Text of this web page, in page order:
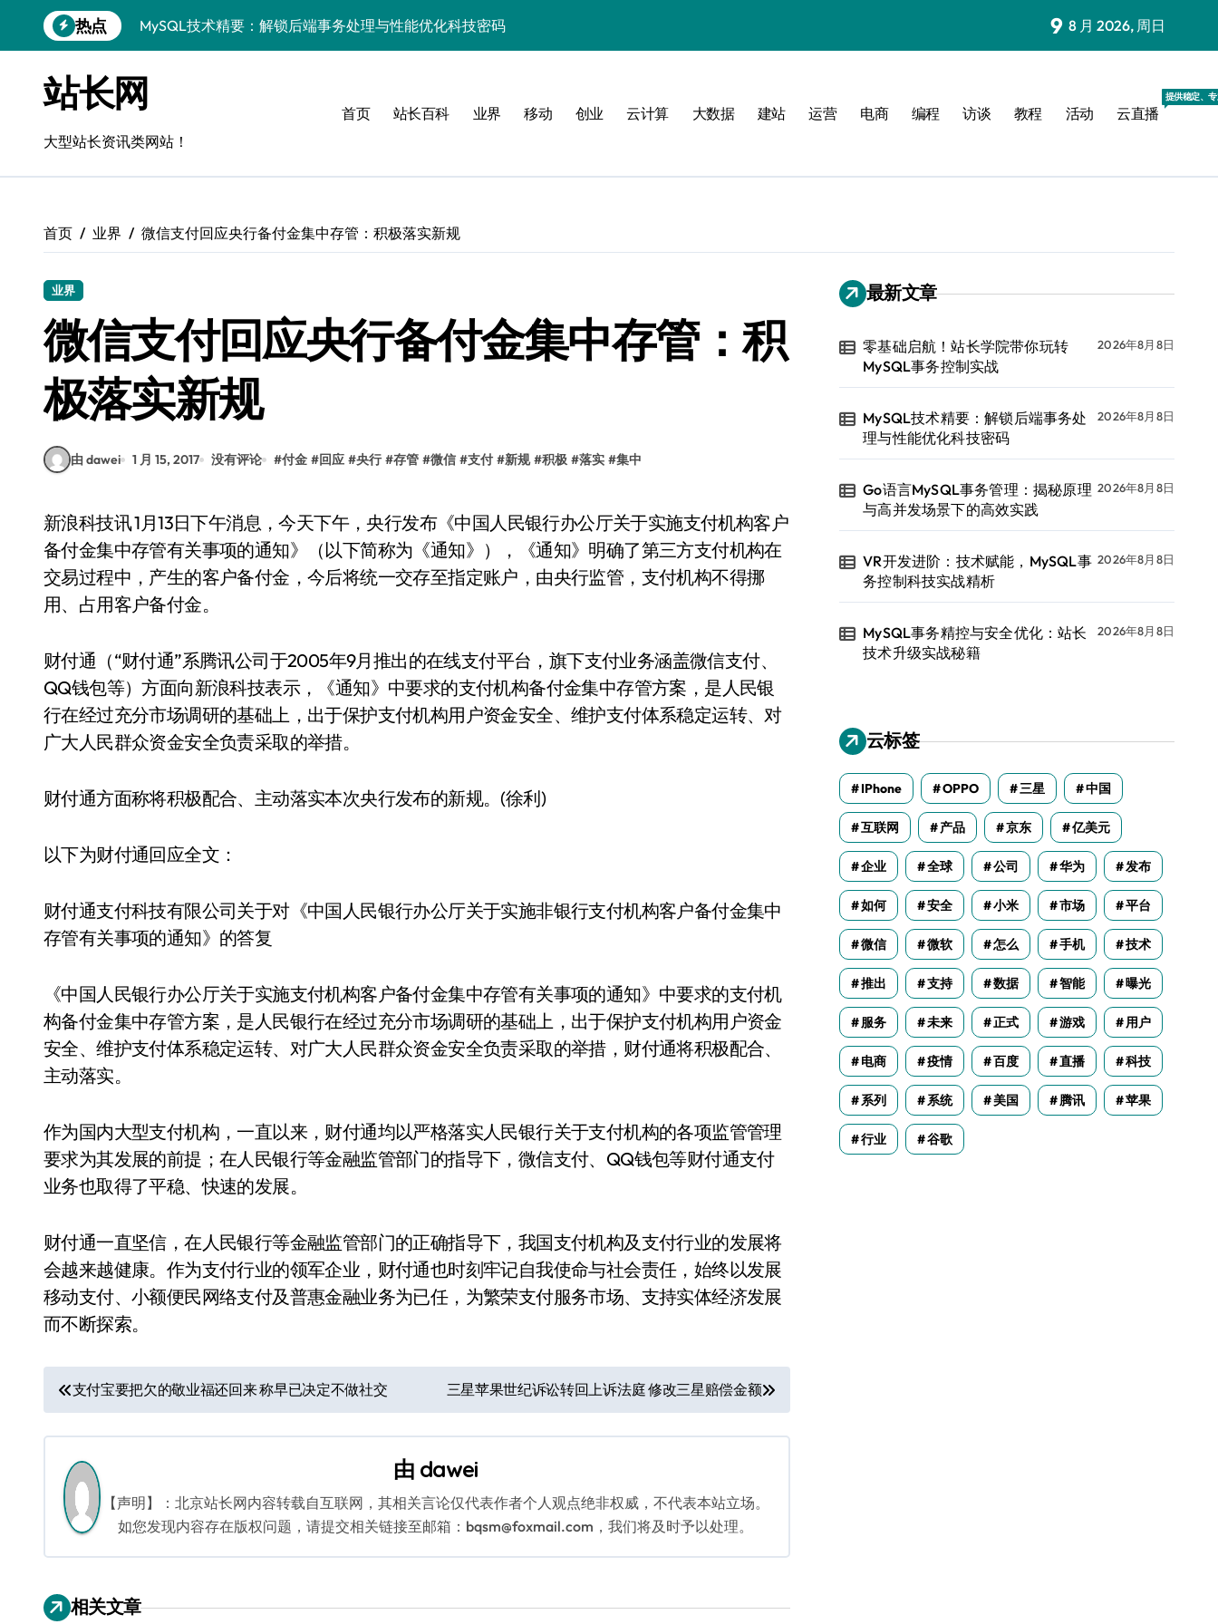
到
热点
MySQL技术精要：解锁后端事务处理与性能优化科技密码
VR开发进阶：技术赋能，MySQL事务控制科技实战精析
MySQL事务精控与安全优化：站长技术升级实战秘籍
MySQL事务控制深度剖析：科技赋能服务器性能优化实战
Go语言技术揭秘：MySQL事务控制与高并发科技优化实战
零基础启航！站长学院带你玩转MySQL事务控制实战
9 8 月 2026, 周日
站长网
大型站长资讯类网站！
首页 站长百科 业界 移动 创业 云计算 大数据 建站 运营 电商 编程 访谈 教程 活动 云直播
提供稳定、
首页 业界 微信支付回应央行备付金集中存管：积极落实新规
业界
微信支付回应央行备付金集中存管：积
极落实新规
由 dawei 1 月 15, 2017 没有评论 #付金 #回应 #央行 #存管 #微信 #支付 #新规 #积极 #落实 #集中
新浪科技讯 1月13日下午消息，今天下午，央行发布《中国人民银行办公厅关于实施支付机构客户
备付金集中存管有关事项的通知》（以下简称为《通知》），《通知》明确了第三方支付机构在
交易过程中，产生的客户备付金，今后将统一交存至指定账户，由央行监管，支付机构不得挪
用、占用客户备付金。
财付通（“财付通”系腾讯公司于2005年9月推出的在线支付平台，旗下支付业务涵盖微信支付、
QQ钱包等）方面向新浪科技表示，《通知》中要求的支付机构备付金集中存管方案，是人民银
行在经过充分市场调研的基础上，出于保护支付机构用户资金安全、维护支付体系稳定运转、对
广大人民群众资金安全负责采取的举措。
财付通方面称将积极配合、主动落实本次央行发布的新规。(徐利)
以下为财付通回应全文：
财付通支付科技有限公司关于对《中国人民银行办公厅关于实施非银行支付机构客户备付金集中
存管有关事项的通知》的答复
《中国人民银行办公厅关于实施支付机构客户备付金集中存管有关事项的通知》中要求的支付机
构备付金集中存管方案，是人民银行在经过充分市场调研的基础上，出于保护支付机构用户资金
安全、维护支付体系稳定运转、对广大人民群众资金安全负责采取的举措，财付通将积极配合、
主动落实。
作为国内大型支付机构，一直以来，财付通均以严格落实人民银行关于支付机构的各项监管管理
要求为其发展的前提；在人民银行等金融监管部门的指导下，微信支付、QQ钱包等财付通支付
业务也取得了平稳、快速的发展。
财付通一直坚信，在人民银行等金融监管部门的正确指导下，我国支付机构及支付行业的发展将
会越来越健康。作为支付行业的领军企业，财付通也时刻牢记自我使命与社会责任，始终以发展
移动支付、小额便民网络支付及普惠金融业务为已任，为繁荣支付服务市场、支持实体经济发展
而不断探索。
文
章
导
航
支付宝要把欠的敬业福还回来 称早已决定不做社交 三星苹果世纪诉讼转回上诉法庭 修改三星赔偿金额
由 dawei
【声明】：北京站长网内容转载自互联网，其相关言论仅代表作者个人观点绝非权威，不代表本站立场。
如您发现内容存在版权问题，请提交相关链接至邮箱：bqsm@foxmail.com，我们将及时予以处理。
相关文章
最新文章
零基础启航！站长学院带你玩转
MySQL事务控制实战
2026年8月8日
MySQL技术精要：解锁后端事务处
理与性能优化科技密码
2026年8月8日
Go语言MySQL事务管理：揭秘原理
与高并发场景下的高效实践
2026年8月8日
VR开发进阶：技术赋能，MySQL事
务控制科技实战精析
2026年8月8日
MySQL事务精控与安全优化：站长
技术升级实战秘籍
2026年8月8日
云标签
IPhone OPPO 三星 中国
互联网 产品 京东 亿美元
企业 全球 公司 华为 发布
如何 安全 小米 市场 平台
微信 微软 怎么 手机 技术
推出 支持 数据 智能 曝光
服务 未来 正式 游戏 用户
电商 疫情 百度 直播 科技
系列 系统 美国 腾讯 苹果
行业 谷歌